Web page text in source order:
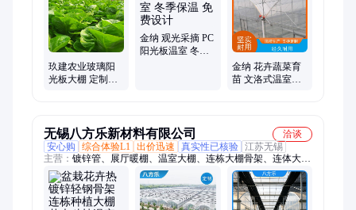
植大棚、塑料大棚、采暖大棚、薄膜温室、餐厅温室、温室大
棚、农业温室、蔬菜温室、花卉温室
玖建农业玻璃阳
光板大棚 定制热
金纳 观光采摘 PC
阳光板温室 冬季
金纳 花卉蔬菜育
苗 文洛式温室大
无锡八方乐新材料有限公司
洽谈
安心购
综合体验L1 出价迅速 真实性已核验 江苏无锡
主营： 镀锌管、展厅暖棚、温室大棚、连栋大棚骨架、连体大
棚、单体大棚、温室连栋大棚、种植花卉大棚、防寒养殖大棚、
农业蔬菜大棚